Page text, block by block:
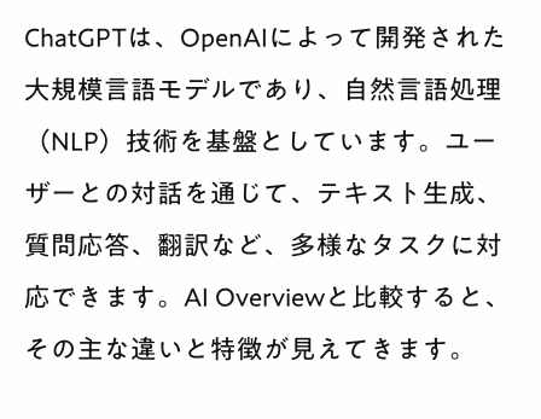
ChatGPTは、OpenAIによって開発された
大規模言語モデルであり、自然言語処理
（NLP）技術を基盤としています。ユー
ザーとの対話を通じて、テキスト生成、
質問応答、翻訳など、多様なタスクに対
応できます。AI Overviewと比較すると、
その主な違いと特徴が見えてきます。